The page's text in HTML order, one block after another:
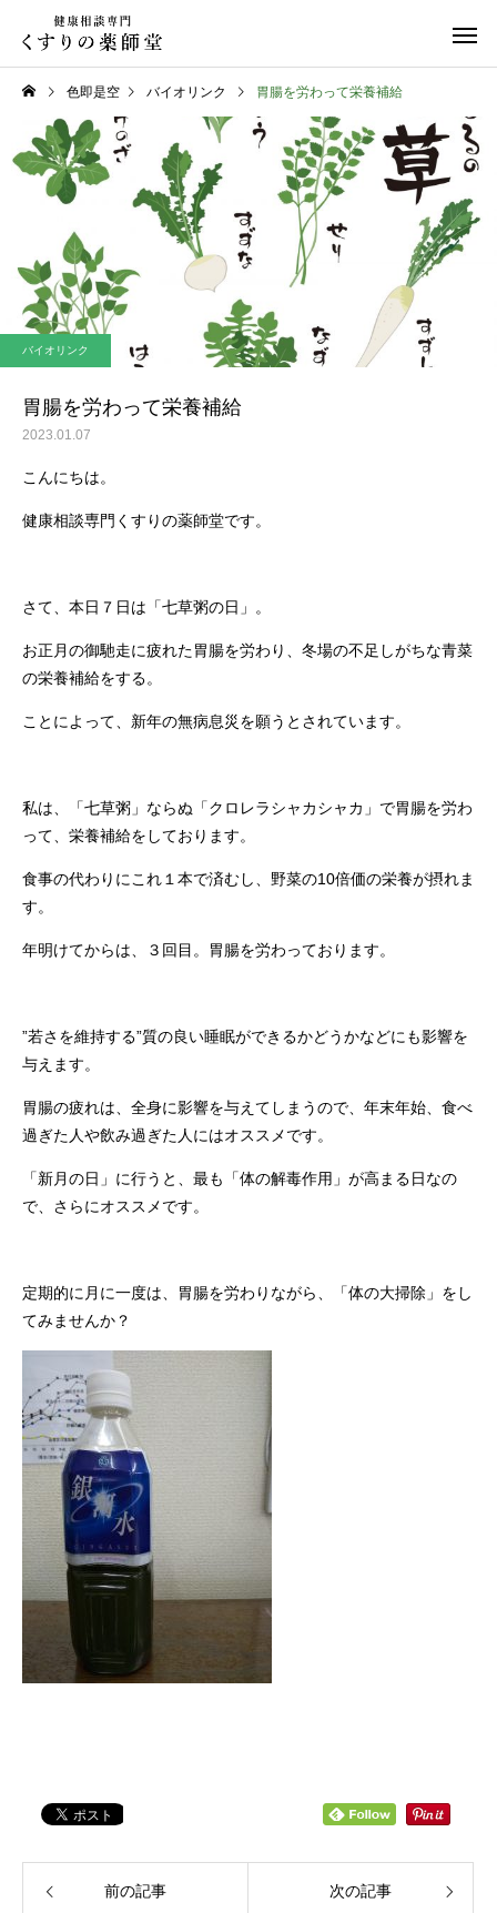
日常のこと
令和８年熊本地震
お知らせ
お盆期間中のご相談に
色即是空 バイオリンク 胃腸を労わって栄養補給
バイオリンク
胃腸を労わって栄養補給
2023.01.07
こんにちは。
健康相談専門くすりの薬師堂です。
さて、本日７日は「七草粥の日」。
お正月の御馳走に疲れた胃腸を労わり、冬場の不足しがちな青菜
の栄養補給をする。
ことによって、新年の無病息災を願うとされています。
私は、「七草粥」ならぬ「クロレラシャカシャカ」で胃腸を労わ
って、栄養補給をしております。
食事の代わりにこれ１本で済むし、野菜の10倍価の栄養が摂れま
す。
年明けてからは、３回目。胃腸を労わっております。
”若さを維持する”質の良い睡眠ができるかどうかなどにも影響を
与えます。
胃腸の疲れは、全身に影響を与えてしまうので、年末年始、食べ
過ぎた人や飲み過ぎた人にはオススメです。
「新月の日」に行うと、最も「体の解毒作用」が高まる日なの
で、さらにオススメです。
定期的に月に一度は、胃腸を労わりながら、「体の大掃除」をし
てみませんか？
前の記事 次の記事